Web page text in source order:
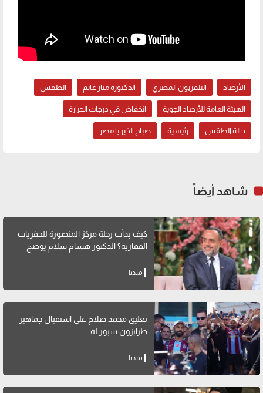
الأرصاد التلفزيون المصري الدكتورة منار غانم الطقس
الهيئة العامة للأرصاد الجوية انخفاض في درجات الحرارة
حالة الطقس رئيسية صباح الخير يا مصر
شاهد أيضاً
كيف بدأت رحلة مركز المنصورة للحفريات
الفقارية؟ الدكتور هشام سلام يوضح
ميديا
تعليق محمد صلاح على استقبال جماهير
طرابزون سبور له
ميديا